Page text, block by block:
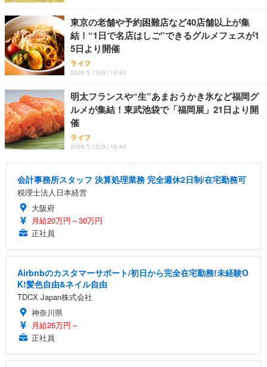
東京の老舗や予約困難店など40店舗以上が集
結！“1日で名店はしご”できるグルメフェスが1
5日より開催
ライフ
2026.5.13(水) 16:40
明太フランスや“生”あまおうかき氷など福岡グ
ルメが集結！東武池袋で「福岡展」21日より開
催
ライフ
2026.5.13(水) 16:40
会計事務所スタッフ 決算処理業務 完全週休2日制/在宅勤務可
税理士法人日本経営
大阪府
月給20万円～30万円
正社員
Airbnbのカスタマーサポート/初日から完全在宅勤務!未経験O
K!髪色自由&ネイル自由
TDCX Japan株式会社
神奈川県
月給26万円～
正社員